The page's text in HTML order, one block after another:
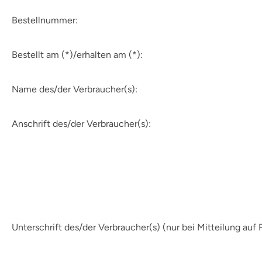
Bestellnummer:
Bestellt am (*)/erhalten am (*):
Name des/der Verbraucher(s):
Anschrift des/der Verbraucher(s):
Unterschrift des/der Verbraucher(s) (nur bei Mitteilung auf